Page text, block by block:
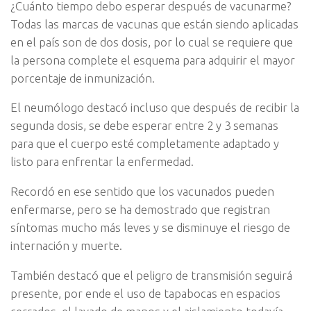
¿Cuánto tiempo debo esperar después de vacunarme?
Todas las marcas de vacunas que están siendo aplicadas
en el país son de dos dosis, por lo cual se requiere que
la persona complete el esquema para adquirir el mayor
porcentaje de inmunización.
El neumólogo destacó incluso que después de recibir la
segunda dosis, se debe esperar entre 2 y 3 semanas
para que el cuerpo esté completamente adaptado y
listo para enfrentar la enfermedad.
Recordó en ese sentido que los vacunados pueden
enfermarse, pero se ha demostrado que registran
síntomas mucho más leves y se disminuye el riesgo de
internación y muerte.
También destacó que el peligro de transmisión seguirá
presente, por ende el uso de tapabocas en espacios